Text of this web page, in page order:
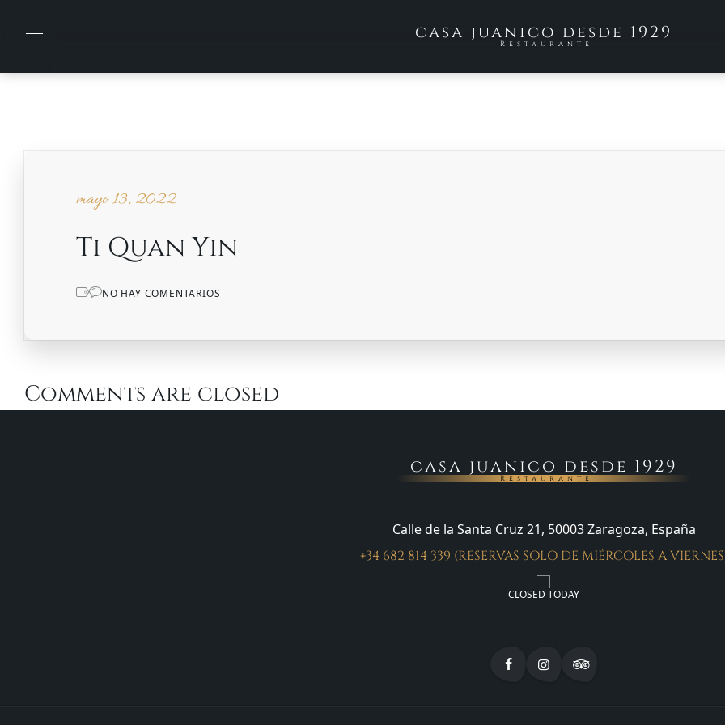
casa juanico desde 1929
Restaurante
mayo 13, 2022
Ti Quan Yin
NO HAY COMENTARIOS
Comments are closed
casa juanico desde 1929
Restaurante
Calle de la Santa Cruz 21, 50003 Zaragoza, España
+34 682 814 339 (RESERVAS SOLO DE MIÉRCOLES A
CLOSED TODAY